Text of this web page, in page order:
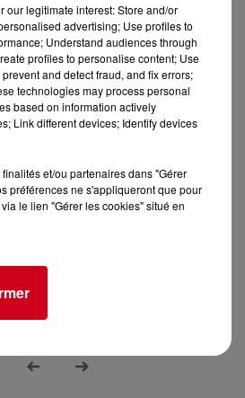
11 min 52 sec
legitimate interest: Store and/or
advertising; Use profiles to
Understand audiences through
profiles to personalise content; Use
and detect fraud, and fix errors;
technologies may process personal
based on information actively
Link different devices; Identify devices
et/ou partenaires dans "Gérer
préférences ne s'appliqueront que pour
le lien "Gérer les cookies" situé en